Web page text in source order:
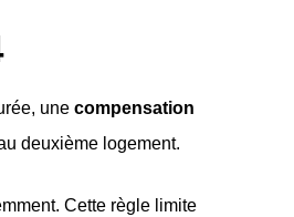
une compensation
deuxième logement.
Cette règle limite